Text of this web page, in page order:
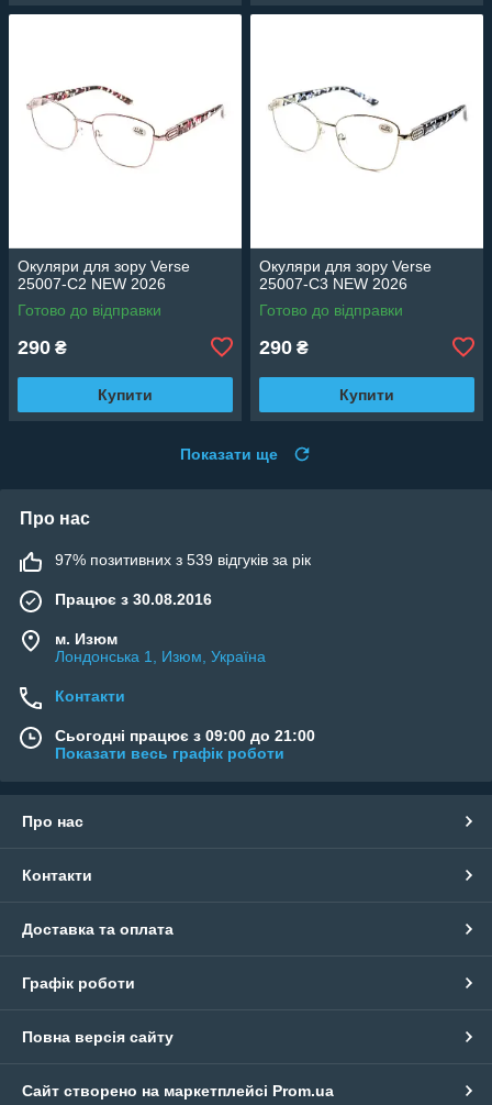
Окуляри для зору Verse
25007-C2 NEW 2026
Готово до відправки
290 ₴
Купити
Окуляри для зору Verse
25007-C3 NEW 2026
Готово до відправки
290 ₴
Купити
Показати ще
Про нас
97% позитивних з 539 відгуків за рік
Працює з 30.08.2016
м. Изюм
Лондонська 1, Изюм, Україна
Контакти
Сьогодні працює з 09:00 до 21:00
Показати весь графік роботи
Про нас
Контакти
Доставка та оплата
Графік роботи
Повна версія сайту
Сайт створено на маркетплейсі Prom.ua